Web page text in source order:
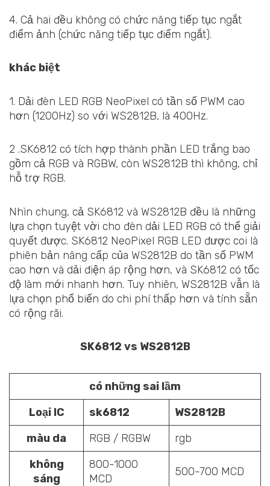
4. Cả hai đều không có chức năng tiếp tục ngắt
điểm ảnh (chức năng tiếp tục điểm ngắt).
khác biệt
1. Dải đèn LED RGB NeoPixel có tần số PWM cao
hơn (1200Hz) so với WS2812B, là 400Hz.
2 .SK6812 có tích hợp thành phần LED trắng bao
gồm cả RGB và RGBW, còn WS2812B thì không, chỉ
hỗ trợ RGB.
Nhìn chung, cả SK6812 và WS2812B đều là những
lựa chọn tuyệt vời cho đèn dải LED RGB có thể giải
quyết được. SK6812 NeoPixel RGB LED được coi là
phiên bản nâng cấp của WS2812B do tần số PWM
cao hơn và dải điện áp rộng hơn, và SK6812 có tốc
độ làm mới nhanh hơn. Tuy nhiên, WS2812B vẫn là
lựa chọn phổ biến do chi phí thấp hơn và tính sẵn
có rộng rãi.
SK6812 vs WS2812B
có những sai lầm
Loại IC
sk6812
WS2812B
màu da
RGB / RGBW
rgb
không
sáng
800-1000
MCD
500-700 MCD